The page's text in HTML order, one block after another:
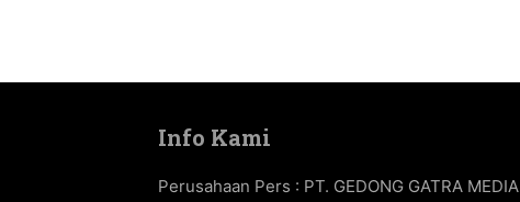
Info Kami
Perusahaan Pers : PT. GEDONG GATRA MEDIA